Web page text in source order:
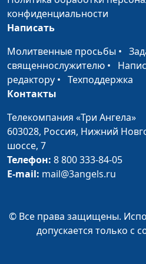
О презентации
аудиоверсии Библии в
переводе
Как государство
относится к появлению
аудиоверсии Библии?
конфиденциальности
Написать
Молитвенные просьбы •
священнослужителю •
редактору • Техподдержка
Контакты
Телекомпания «Три Ангела»
603028, Россия, Нижний
шоссе, 7
Телефон: 8 800 333-84-05
E-mail: mail@3angels.ru
© Все права защищены.
допускается только с